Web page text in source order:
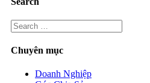
Search
for:
Chuyên mục
Doanh Nghiệp